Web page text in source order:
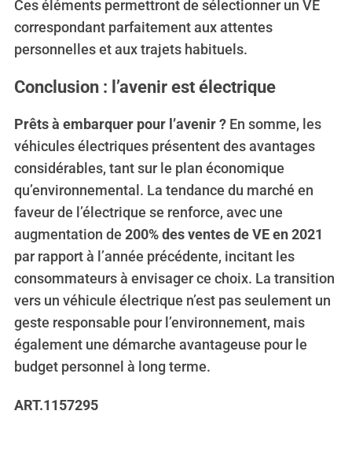
Ces éléments permettront de sélectionner un VE
correspondant parfaitement aux attentes
personnelles et aux trajets habituels.
Conclusion : l’avenir est électrique
Prêts à embarquer pour l’avenir ?En somme, les
véhicules électriques présentent des avantages
considérables, tant sur le plan économique
qu’environnemental. La tendance du marché en
faveur de l’électrique se renforce, avec une
augmentation de 200% des ventes de VE en 2021
par rapport à l’année précédente, incitant les
consommateurs à envisager ce choix. La transition
vers un véhicule électrique n’est pas seulement un
geste responsable pour l’environnement, mais
également une démarche avantageuse pour le
budget personnel à long terme.
ART.1157295